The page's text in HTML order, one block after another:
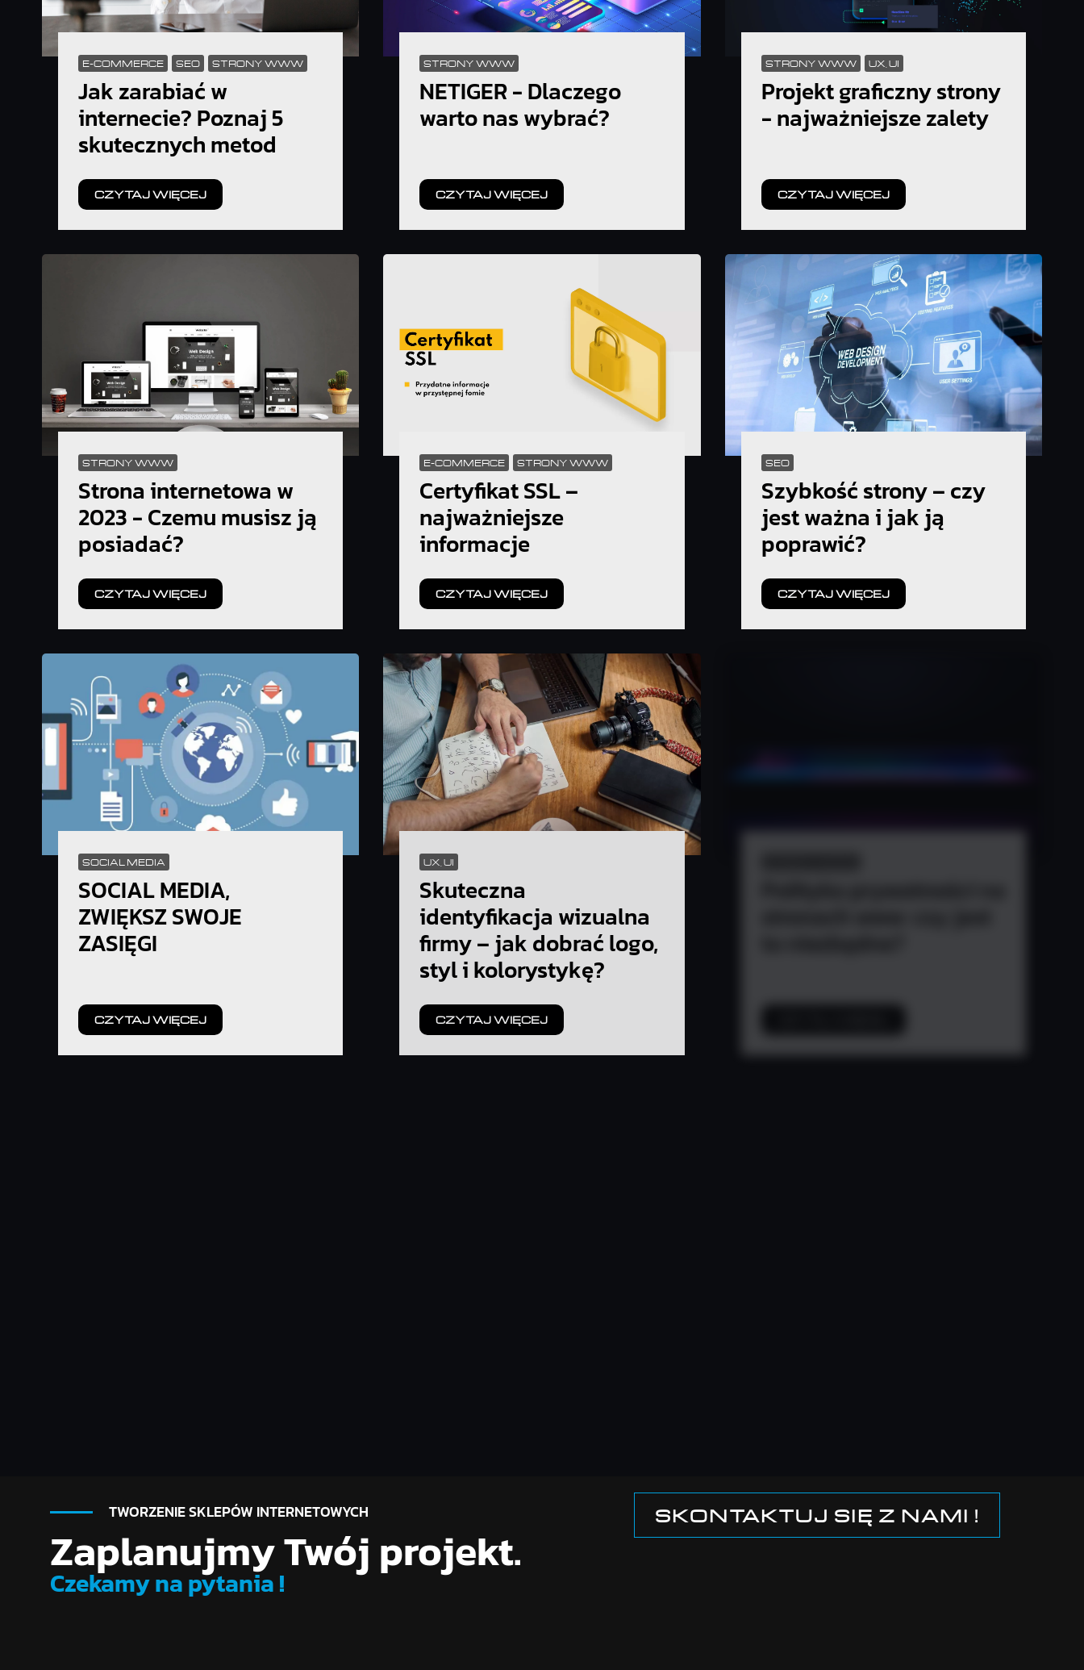
E-COMMERCE SEO STRONY WWW
Jak zarabiać w
internecie? Poznaj 5
skutecznych metod
CZYTAJ WIĘCEJ
STRONY WWW
NETIGER - Dlaczego
warto nas wybrać?
CZYTAJ WIĘCEJ
STRONY WWW UX, UI
Projekt graficzny strony
- najważniejsze zalety
CZYTAJ WIĘCEJ
STRONY WWW
Strona internetowa w
2023 - Czemu musisz ją
posiadać?
CZYTAJ WIĘCEJ
E-COMMERCE STRONY WWW
Certyfikat SSL –
najważniejsze
informacje
CZYTAJ WIĘCEJ
SEO
Szybkość strony – czy
jest ważna i jak ją
poprawić?
CZYTAJ WIĘCEJ
SOCIAL MEDIA
SOCIAL MEDIA,
ZWIĘKSZ SWOJE
ZASIĘGI
CZYTAJ WIĘCEJ
UX, UI
Skuteczna
identyfikacja wizualna
firmy – jak dobrać logo,
styl i kolorystykę?
CZYTAJ WIĘCEJ
TWORZENIE SKLEPÓW INTERNETOWYCH
Zaplanujmy Twój projekt.
Czekamy na pytania !
SKONTAKTUJ SIĘ Z NAMI !